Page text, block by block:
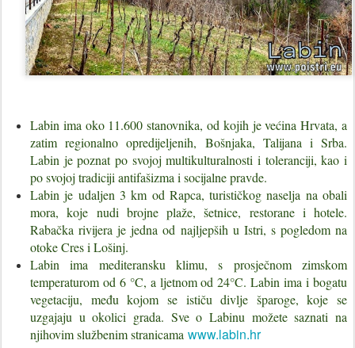
Labin ima oko 11.600 stanovnika, od kojih je većina Hrvata, a
zatim regionalno opredijeljenih, Bošnjaka, Talijana i Srba.
Labin je poznat po svojoj multikulturalnosti i toleranciji, kao i
po svojoj tradiciji antifašizma i socijalne pravde.
Labin je udaljen 3 km od Rapca, turističkog naselja na obali
mora, koje nudi brojne plaže, šetnice, restorane i hotele.
Rabačka rivijera je jedna od najljepših u Istri, s pogledom na
otoke Cres i Lošinj.
Labin ima mediteransku klimu, s prosječnom zimskom
temperaturom od 6 °C, a ljetnom od 24°C. Labin ima i bogatu
vegetaciju, među kojom se ističu divlje šparoge, koje se
uzgajaju u okolici grada. Sve o Labinu možete saznati na
njihovim službenim stranicama www.labin.hr